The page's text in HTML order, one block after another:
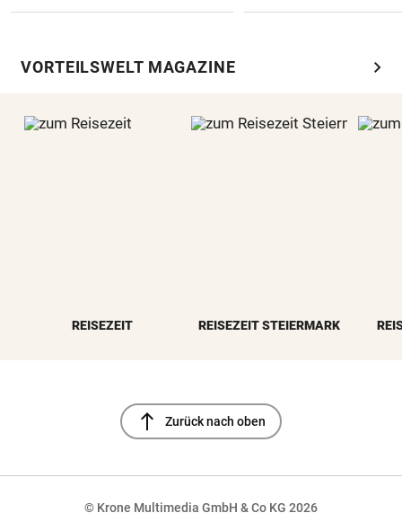
VORTEILSWELT MAGAZINE chevron_right
REISEZEIT REISEZEIT STEIERMARK
north Zurück nach oben
© Krone Multimedia GmbH & Co KG 2026